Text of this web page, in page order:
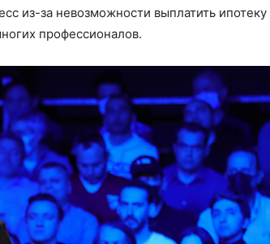
из-за невозможности выплатить
профессионалов.